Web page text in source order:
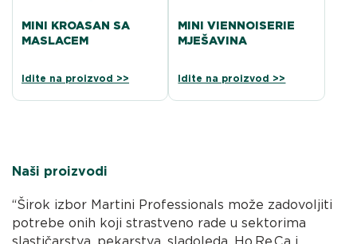
MINI KROASAN SA
MASLACEM
Idite na proizvod >>
MINI VIENNOISERIE
MJEŠAVINA
Idite na proizvod >>
Naši proizvodi
“Širok izbor Martini Professionals može zadovoljiti
potrebe onih koji strastveno rade u sektorima
slastičarstva, pekarstva, sladoleda, Ho.Re.Ca i